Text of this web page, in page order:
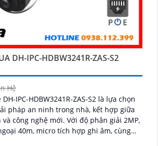
DH-IPC-HDBW3241R-ZAS-S2
Hệ
IPC-HDBW3241R-ZAS-S2 là lựa chọn
pháp an ninh trong nhà, kết hợp giữa
mới. Với độ phân giải 2MP,
40m, micro tích hợp ghi âm, cùng